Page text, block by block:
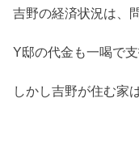
吉野の経済状況は、
Y邸の代金も一喝で支
しかし吉野が住む家